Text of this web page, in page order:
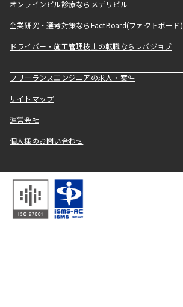
オンラインピル診療ならメデリピル
企業研究・選考対策ならFactBoard(ファクトボード)
ドライバー・施工管理技士の転職ならレバジョブ
フリーランスエンジニアの求人・案件
サイトマップ
運営会社
個人様のお問い合わせ